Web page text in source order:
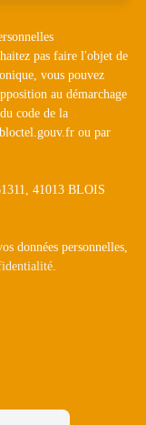
pas faire l'objet de
vous pouvez
au démarchage
code de la
ou par
41013 BLOIS
données personnelles,